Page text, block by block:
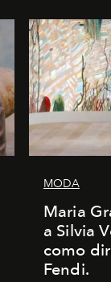
MODA
Maria
a Silvia
como
Fendi.